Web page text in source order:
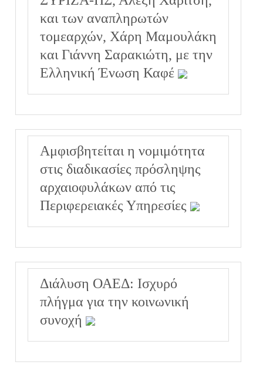
και των αναπληρωτών
τομεαρχών, Χάρη Μαμουλάκη
και Γιάννη Σαρακιώτη, με την
Ελληνική Ένωση Καφέ
Αμφισβητείται η νομιμότητα
στις διαδικασίες πρόσληψης
αρχαιοφυλάκων από τις
Περιφερειακές Υπηρεσίες
Διάλυση ΟΑΕΔ: Ισχυρό
πλήγμα για την κοινωνική
συνοχή